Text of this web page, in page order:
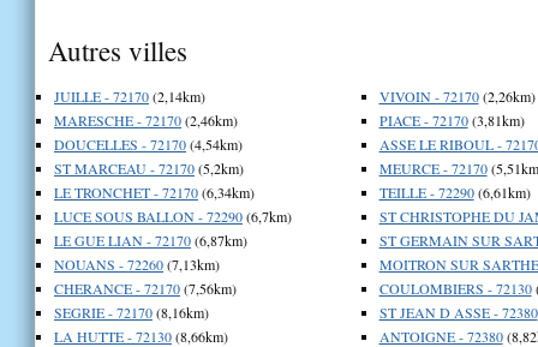
Autres villes
JUILLE - 72170(2,14km)
MARESCHE - 72170(2,46km)
DOUCELLES - 72170(4,54km)
ST MARCEAU - 72170(5,2km)
LE TRONCHET - 72170(6,34km)
LUCE SOUS BALLON - 72290(6,7km)
LE GUE LIAN - 72170(6,87km)
NOUANS - 72260(7,13km)
CHERANCE - 72170(7,56km)
SEGRIE - 72170(8,16km)
LA HUTTE - 72130(8,66km)
VIVOIN - 72170(2,26km)
PIACE - 72170(3,81km)
ASSE LE RIBOUL -
MEURCE - 72170
TEILLE - 72290(6,61km)
ST CHRISTOPHE DU
ST GERMAIN SUR
MOITRON SUR
COULOMBIERS - 72130
ST JEAN D ASSE - 72380
ANTOIGNE - 72380